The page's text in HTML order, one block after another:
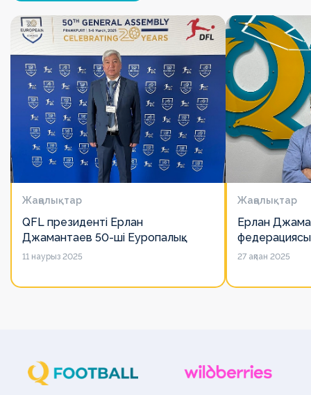
Жаңалықтар
QFL президенті Ерлан
Джамантаев 50-ші Еуропалық
лигалар Бас ассамблеясына
11 наурыз 2025
Жаңалықтар
Ерлан
есімін
27 ақпан 2025